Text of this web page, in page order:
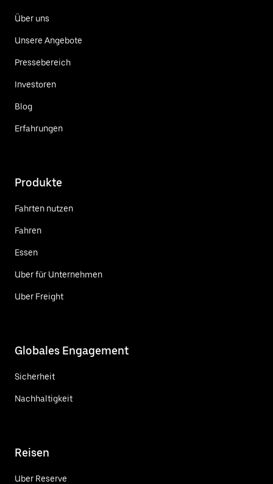
Über uns
Unsere Angebote
Pressebereich
Investoren
Blog
Erfahrungen
Produkte
Fahrten nutzen
Fahren
Essen
Uber für Unternehmen
Uber Freight
Globales Engagement
Sicherheit
Nachhaltigkeit
Reisen
Uber Reserve